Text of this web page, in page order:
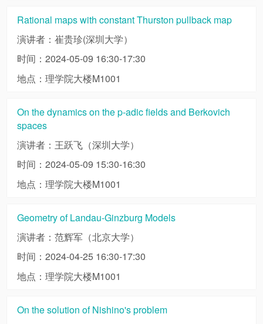
Rational maps with constant Thurston pullback map
演讲者：崔贵珍(深圳大学）
时间：2024-05-09 16:30-17:30
地点：理学院大楼M1001
On the dynamics on the p-adic fields and Berkovich
spaces
演讲者：王跃飞（深圳大学）
时间：2024-05-09 15:30-16:30
地点：理学院大楼M1001
Geometry of Landau-Ginzburg Models
演讲者：范辉军（北京大学）
时间：2024-04-25 16:30-17:30
地点：理学院大楼M1001
On the solution of Nishino's problem